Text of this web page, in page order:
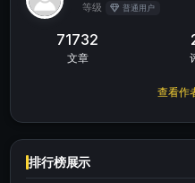
等级 普通用户
71732
文章
查看作
排行榜展示